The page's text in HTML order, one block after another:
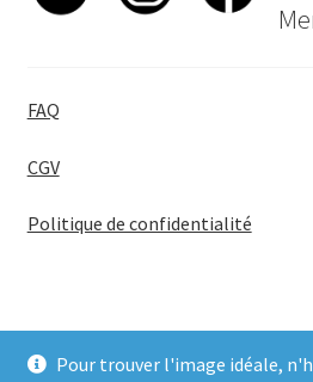
Pour trouver l'image idéale,
FAQ
CGV
Politique de confidentialité
© BadgeGirl® 2026